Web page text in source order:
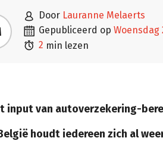
 door Lauranne Melaerts
 gepubliceerd op
 2 min lezen
input van autoverzekering-
houdt iedereen zich al